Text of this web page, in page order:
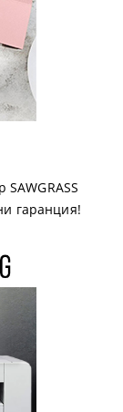
гаранция!